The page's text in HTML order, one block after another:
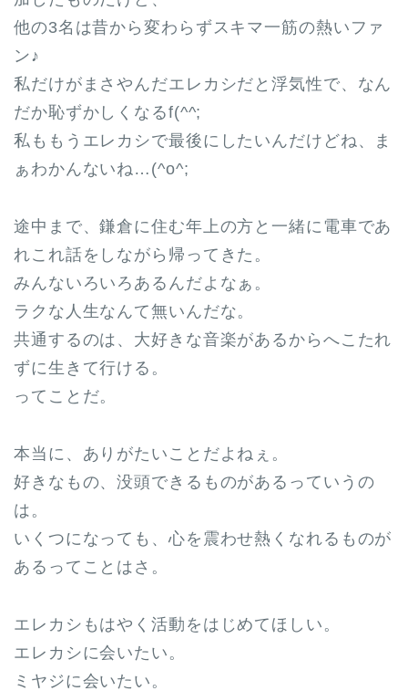
他の3名は昔から変わらずスキマ一筋の熱いファ
ン♪
私だけがまさやんだエレカシだと浮気性で、なん
だか恥ずかしくなるf(^^;
私ももうエレカシで最後にしたいんだけどね、ま
ぁわかんないね…(^o^;
途中まで、鎌倉に住む年上の方と一緒に電車であ
れこれ話をしながら帰ってきた。
みんないろいろあるんだよなぁ。
ラクな人生なんて無いんだな。
共通するのは、大好きな音楽があるからへこたれ
ずに生きて行ける。
ってことだ。
本当に、ありがたいことだよねぇ。
好きなもの、没頭できるものがあるっていうの
は。
いくつになっても、心を震わせ熱くなれるものが
あるってことはさ。
エレカシもはやく活動をはじめてほしい。
エレカシに会いたい。
ミヤジに会いたい。